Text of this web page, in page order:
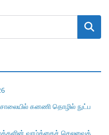
Search
கனணி தொழில் நுட்ப
வாழ்க்கைச் செலவைக்